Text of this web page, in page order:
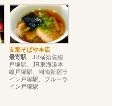
支那そばや本店
最寄駅 JR横須賀線
戸塚駅、JR東海道本
線戸塚駅、湘南新宿ラ
イン戸塚駅、ブルーラ
イン戸塚駅